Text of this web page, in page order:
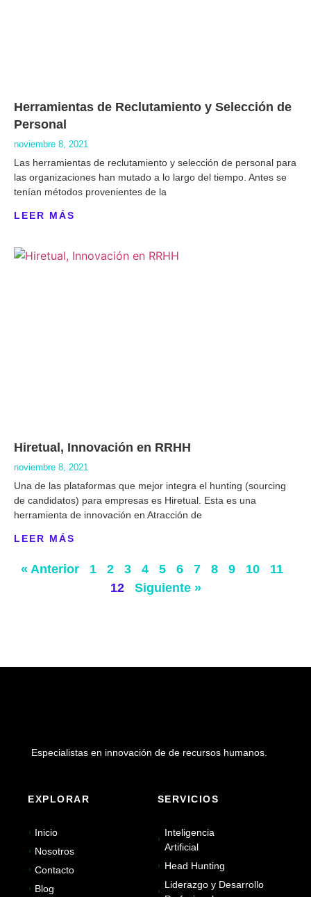
Herramientas de Reclutamiento y Selección de
Personal
noviembre 8, 2021
Las herramientas de reclutamiento y selección de personal para
las organizaciones han mutado a lo largo del tiempo. Antes se
tenían métodos provenientes de la
LEER MÁS
Hiretual,‌ ‌Innovación‌ ‌en‌ ‌RRHH‌
noviembre 8, 2021
Una de las plataformas que mejor integra el hunting (sourcing
de candidatos) para empresas es Hiretual. Esta es una
herramienta de innovación en Atracción de
LEER MÁS
« Anterior 1 2 3 4 5 6 7 8 9 10
11
12
Siguiente »
Especialistas en innovación de de recursos humanos.
EXPLORAR
Inicio
Nosotros
Contacto
Blog
SERVICIOS
Inteligencia
Artificial
Head Hunting
Liderazgo y Desarrollo